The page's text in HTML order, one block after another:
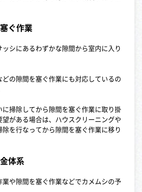
ぐ作業
シにあるわずかな隙間から室内に入り
の隙間を塞ぐ作業にも対応しているの
に掃除してから隙間を塞ぐ作業に取り掛
望がある場合は、ハウスクリーニングや
を行なってから隙間を塞ぐ作業に移り
体系
や隙間を塞ぐ作業などでカメムシの予